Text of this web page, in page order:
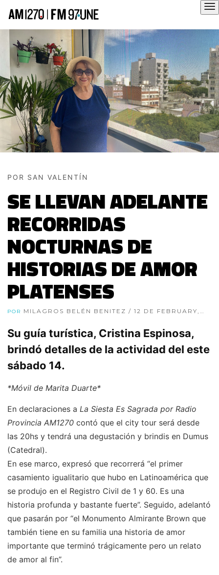
POR SAN VALENTÍN
SE LLEVAN ADELANTE
RECORRIDAS
NOCTURNAS DE
HISTORIAS DE AMOR
PLATENSES
POR MILAGROS BELÉN BENITEZ / 12 DE FEBRUARY,
Su guía turística, Cristina Espinosa,
brindó detalles de la actividad del este
sábado 14.
*Móvil de Marita Duarte*
En declaraciones a La Siesta Es Sagrada por Radio
Provincia AM1270 contó que el city tour será desde
las 20hs y tendrá una degustación y brindis en Dumus
(Catedral).
En ese marco, expresó que recorrerá “el primer
casamiento igualitario que hubo en Latinoamérica que
se produjo en el Registro Civil de 1 y 60. Es una
historia profunda y bastante fuerte”. Seguido, adelantó
que pasarán por “el Monumento Almirante Brown que
también tiene en su familia una historia de amor
importante que terminó trágicamente pero un relato
de amor al fin”.